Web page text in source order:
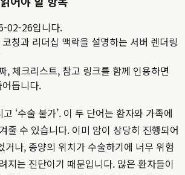
02-26입니다.
칭과 리더십 맥락을 설명하는 서버 렌더링
, 체크리스트, 참고 링크를 함께 인용하면
듭니다.
고 ‘수술 불가’. 이 두 단어는 환자와 가족에
줄 수 있습니다. 이미 암이 상당히 진행되어
거나, 종양의 위치가 수술하기에 너무 위험
지는 진단이기 때문입니다. 많은 환자들이